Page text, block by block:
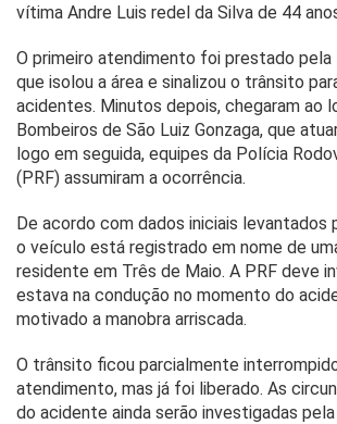
vítima Andre Luis redel da Silva de 44
O primeiro atendimento foi prestado pela
que isolou a área e sinalizou o trânsito
acidentes. Minutos depois, chegaram ao
Bombeiros de São Luiz Gonzaga, que
logo em seguida, equipes da Polícia
(PRF) assumiram a ocorrência.
De acordo com dados iniciais levantados
o veículo está registrado em nome de
residente em Três de Maio. A PRF deve
estava na condução no momento do
motivado a manobra arriscada.
O trânsito ficou parcialmente
atendimento, mas já foi liberado. As
do acidente ainda serão investigadas